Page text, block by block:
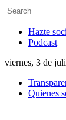
Hazte
Podcast
viernes, 3 de
Quienes